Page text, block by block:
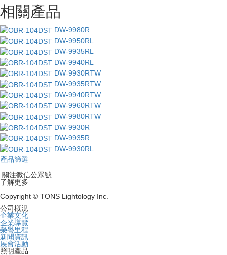
相關產品
DW-9980R
DW-9950RL
DW-9935RL
DW-9940RL
DW-9930RTW
DW-9935RTW
DW-9940RTW
DW-9960RTW
DW-9980RTW
DW-9930R
DW-9935R
DW-9930RL
產品篩選
關注微信公眾號
了解更多
Copyright © TONS Lightology Inc.
公司概況
企業文化
企業導覽
榮譽里程
新聞資訊
展會活動
照明產品